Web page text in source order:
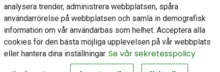
analysera trender, administrera webbplatsen, spåra
användarrörelse på webbplatsen och samla in demografisk
information om vår användarbas som helhet. Acceptera alla
cookies för den bästa möjliga upplevelsen på vår webbplats
eller hantera dina inställningar. Se vår sekretesspolicy